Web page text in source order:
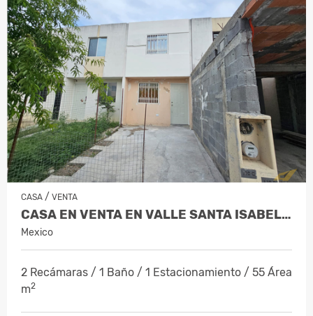
CASA / VENTA
CASA EN VENTA EN VALLE SANTA ISABEL JUA…
Mexico
2 Recámaras / 1 Baño / 1 Estacionamiento / 55 Área
m2